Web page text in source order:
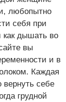
любопытно
себя при
как дышать во
вы
и в
Каждая
себе
грудной